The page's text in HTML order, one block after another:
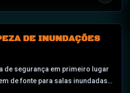
em St. Cloud e Central Florida.
DE INUNDAÇÕES
de segurança em primeiro lugar
de fonte para salas inundadas